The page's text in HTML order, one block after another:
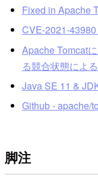
Fixed in Apache
CVE-2021-
Apache Tomcat
る競合状態によ
Java SE 11 &
Github - apache/
脚注